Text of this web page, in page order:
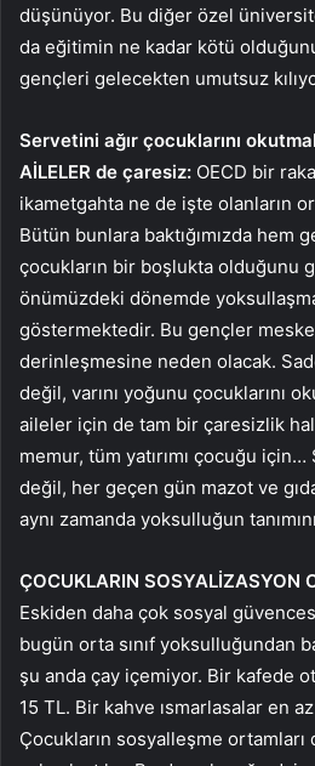
düşünüyor. Bu diğer özel
da eğitimin ne kadar kötü
gençleri gelecekten umutsuz
Servetini ağır çocuklarını
AİLELER de çaresiz: OECD bir
ikametgahta ne de işte olanların
Bütün bunlara baktığımızda hem
çocukların bir boşlukta olduğunu
önümüzdeki dönemde
göstermektedir. Bu gençler
derinleşmesine neden olacak.
değil, varını yoğunu çocuklarını
aileler için de tam bir çaresizlik
memur, tüm yatırımı çocuğu
değil, her geçen gün mazot ve
aynı zamanda yoksulluğun
ÇOCUKLARIN SOSYALİZASYON
Eskiden daha çok sosyal
bugün orta sınıf yoksulluğundan
şu anda çay içemiyor. Bir kafede
15 TL. Bir kahve ısmarlasalar en
Çocukların sosyalleşme ortamları